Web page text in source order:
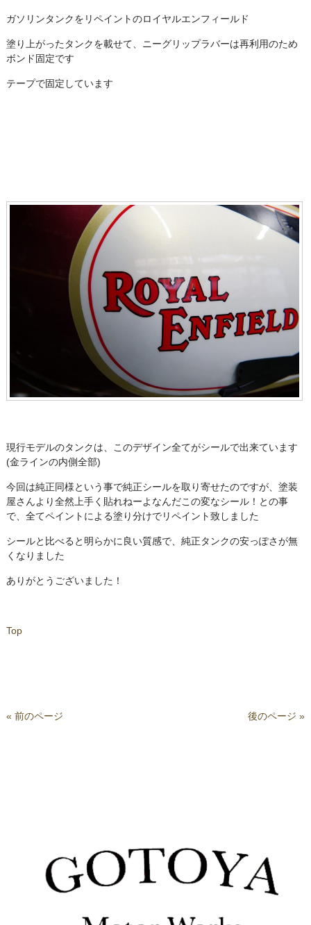
ガソリンタンクをリペイントのロイヤルエンフィールド
塗り上がったタンクを載せて、ニーグリップラバーは再利用のため
ボンド固定です
テープで固定しています
現行モデルのタンクは、このデザイン全てがシールで出来ています
(金ラインの内側全部)
今回は純正同様という事で純正シールを取り寄せたのですが、塗装
屋さんより全然上手く貼れねーよなんだこの変なシール！との事
で、全てペイントによる塗り分けでリペイント致しました
シールと比べると明らかに良い質感で、純正タンクの安っぽさが無
くなりました
ありがとうございました！
Top
« 前のページ 後のページ »